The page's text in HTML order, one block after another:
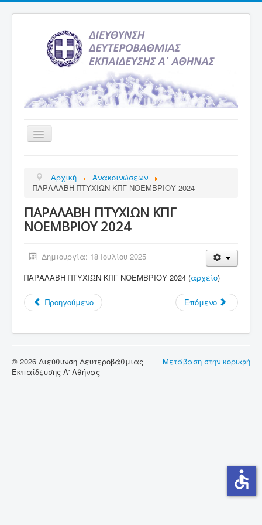
Εναλλαγή
πλοήγησης
Υπηρεσία Ενημέρωσης
Σχολεία
Δραστηριότητες Σχολείων
Σύνδεσμοι
Επικοινωνία
Αρχική
Ανακοινώσεων
ΠΑΡΑΛΑΒΗ ΠΤΥΧΙΩΝ ΚΠΓ ΝΟΕΜΒΡΙΟΥ 2024
ΠΑΡΑΛΑΒΗ ΠΤΥΧΙΩΝ ΚΠΓ
ΝΟΕΜΒΡΙΟΥ 2024
Δημιουργία: 18 Ιουλίου 2025
ΠΑΡΑΛΑΒΗ ΠΤΥΧΙΩΝ ΚΠΓ ΝΟΕΜΒΡΙΟΥ 2024 (αρχείο)
Προηγούμενο Επόμενο
Μετάβαση στην κορυφή
© 2026 Διεύθυνση Δευτεροβάθμιας
Εκπαίδευσης Α' Αθήνας
accessible